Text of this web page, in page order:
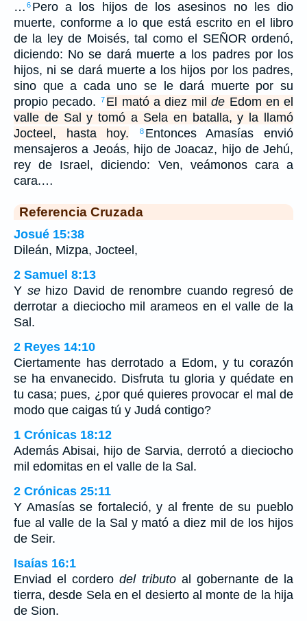
… 6 Pero a los hijos de los asesinos no les dio
muerte, conforme a lo que está escrito en el libro
de la ley de Moisés, tal como el SEÑOR ordenó,
diciendo: No se dará muerte a los padres por los
hijos, ni se dará muerte a los hijos por los padres,
sino que a cada uno se le dará muerte por su
propio pecado.
7 El mató a diez milde Edom en el
valle de Sal y tomó a Sela en batalla, y la llamó
Jocteel, hasta hoy.
8 Entonces Amasías envió
mensajeros a Jeoás, hijo de Joacaz, hijo de Jehú,
rey de Israel, diciendo: Ven, veámonos cara a
cara.…
Referencia Cruzada
Josué 15:38
Dileán, Mizpa, Jocteel,
2 Samuel 8:13
Y sehizo David de renombre cuando regresó de
derrotar a dieciocho mil arameos en el valle de la
Sal.
2 Reyes 14:10
Ciertamente has derrotado a Edom, y tu corazón
se ha envanecido. Disfruta tu gloria y quédate en
tu casa; pues, ¿por qué quieres provocar el mal de
modo que caigas tú y Judá contigo?
1 Crónicas 18:12
Además Abisai, hijo de Sarvia, derrotó a dieciocho
mil edomitas en el valle de la Sal.
2 Crónicas 25:11
Y Amasías se fortaleció, y al frente de su pueblo
fue al valle de la Sal y mató a diez mil de los hijos
de Seir.
Isaías 16:1
Enviad el corderodel tributoal gobernante de la
tierra, desde Sela en el desierto al monte de la hija
de Sion.